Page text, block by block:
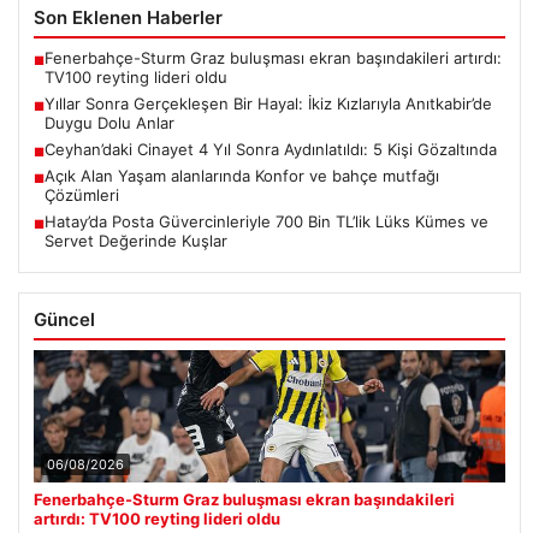
Son Eklenen Haberler
■Fenerbahçe-Sturm Graz buluşması ekran başındakileri artırdı:
TV100 reyting lideri oldu
■Yıllar Sonra Gerçekleşen Bir Hayal: İkiz Kızlarıyla Anıtkabir’de
Duygu Dolu Anlar
■Ceyhan’daki Cinayet 4 Yıl Sonra Aydınlatıldı: 5 Kişi Gözaltında
■Açık Alan Yaşam alanlarında Konfor ve bahçe mutfağı
Çözümleri
■Hatay’da Posta Güvercinleriyle 700 Bin TL’lik Lüks Kümes ve
Servet Değerinde Kuşlar
Güncel
06/08/2026
Fenerbahçe-Sturm Graz buluşması ekran başındakileri
artırdı: TV100 reyting lideri oldu